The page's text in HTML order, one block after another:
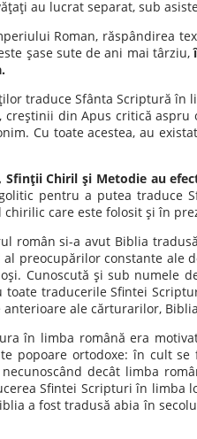
au lucrat separat, sub
Roman, răspândirea
şase sute de ani mai târziu,
traduce Sfânta Scriptură
creştinii din Apus critică
Cu toate acestea, au
Sfinţii Chiril şi Metodie au
pentru a putea traduce
care este folosit şi în
român si-a avut Biblia
preocupărilor constante ale
Cunoscută şi sub numele
traducerile Sfintei
ale cărturarilor,
în limba română era
popoare ortodoxe: în cult
decât limba
Sfintei Scripturi în limba
a fost tradusă abia în